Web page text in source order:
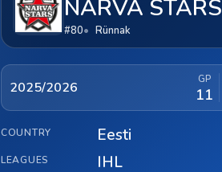
NARVA STARS
#80 Rünnak
2025/2026 GP
11
COUNTRY Eesti
LEAGUES IHL